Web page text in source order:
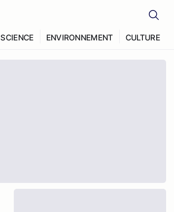
SCIENCE ENVIRONNEMENT CULTURE